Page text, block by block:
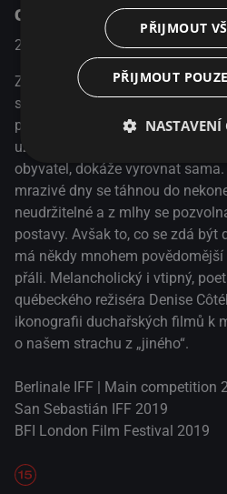
O pořadu
2019 Kanada Drama /
Zapadlou vesnicí Irénée-les-
smrt jednadvacetiletého
pragmatická starostka odmítá –
uzavřená komunita, skládající
obyvatel, dokáže vyrovnat
mrazivé dny se táhnou do
neudržitelné a z mlhy se
postavy. Avšak to, co se zdá být
má někdy mnohem
přáli. Melancholický i vtipný,
québeckého režiséra Denise
ikonografii duchařských filmů k
o našem strachu z „jiného“.
Berlinale IFF | Main competition
San Sebastián IFF 2019
BFI London Film Festival 2019
PŘIJMOUT
PŘIJMOUT
NASTAVENÍ